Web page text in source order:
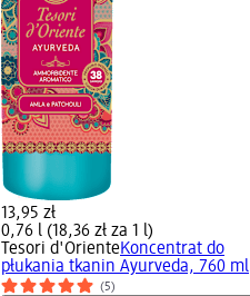
13,95 zł
0,76 l (18,36 zł za 1 l)
Tesori d'OrienteKoncentrat do
płukania tkanin Ayurveda, 760 ml
(5)